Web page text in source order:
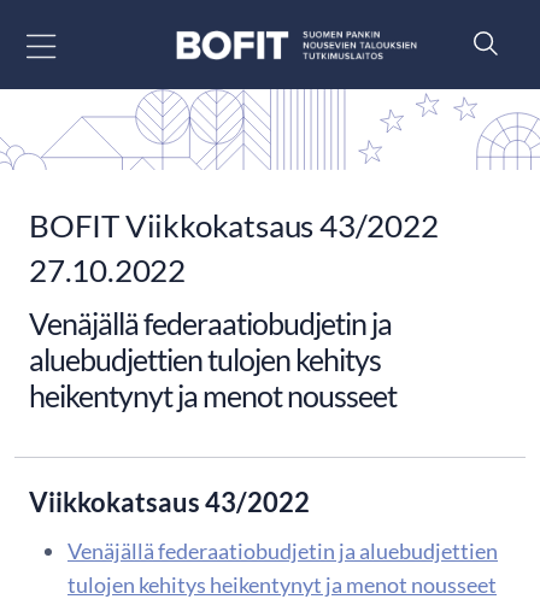
BOFIT Viikkokatsaus 43/2022
27.10.2022
Venäjällä federaatiobudjetin ja
aluebudjettien tulojen kehitys
heikentynyt ja menot nousseet
Viikkokatsaus 43/2022
Venäjällä federaatiobudjetin ja aluebudjettien
tulojen kehitys heikentynyt ja menot nousseet